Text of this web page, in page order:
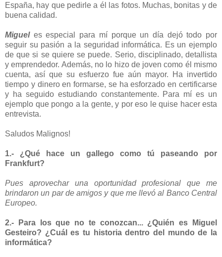
España, hay que pedirle a él las fotos. Muchas, bonitas y de
buena calidad.
Migueles especial para mí porque un día dejó todo por
seguir su pasión a la seguridad informática. Es un ejemplo
de que si se quiere se puede. Serio, disciplinado, detallista
y emprendedor. Además, no lo hizo de joven como él mismo
cuenta, así que su esfuerzo fue aún mayor. Ha invertido
tiempo y dinero en formarse, se ha esforzado en certificarse
y ha seguido estudiando constantemente. Para mí es un
ejemplo que pongo a la gente, y por eso le quise hacer esta
entrevista.
Saludos Malignos!
1.- ¿Qué hace un gallego como tú paseando por
Frankfurt?
Pues aprovechar una oportunidad profesional que me
brindaron un par de amigos y que me llevó al Banco Central
Europeo.
2.- Para los que no te conozcan... ¿Quién es Miguel
Gesteiro? ¿Cuál es tu historia dentro del mundo de la
informática?